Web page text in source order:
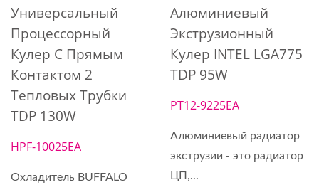
Универсальный
Процессорный
Кулер С Прямым
Контактом 2
Тепловых Трубки
TDP 130W
HPF-10025EA
Охладитель BUFFALO
Алюминиевый
Экструзионный
Кулер INTEL LGA775
TDP 95W
PT12-9225EA
Алюминиевый радиатор
экструзии - это радиатор
ЦП,...